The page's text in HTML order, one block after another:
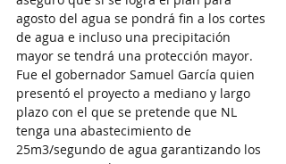
agosto del agua se pondrá fin a los cortes
de agua e incluso una precipitación
mayor se tendrá una protección mayor.
Fue el gobernador Samuel García quien
presentó el proyecto a mediano y largo
plazo con el que se pretende que NL
tenga una abastecimiento de
25m3/segundo de agua garantizando los